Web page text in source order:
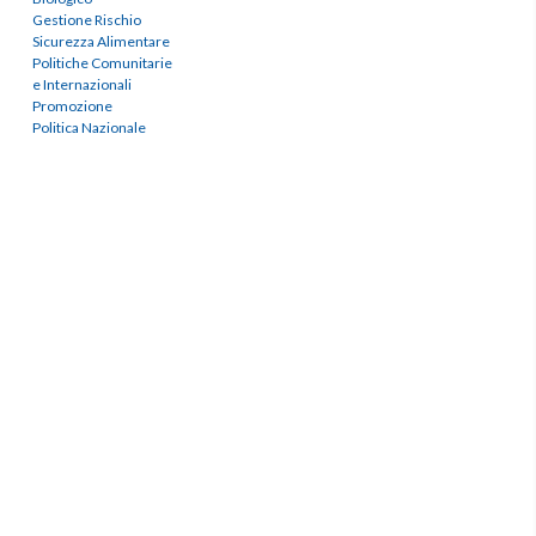
Gestione Rischio
Sicurezza Alimentare
Politiche Comunitarie
e Internazionali
Promozione
Politica Nazionale